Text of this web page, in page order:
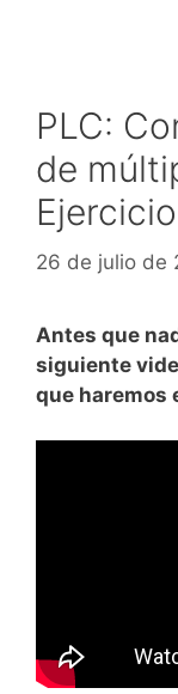
PLC:
de
Ejercicio
26 de julio de
Antes que
siguiente
que haremos